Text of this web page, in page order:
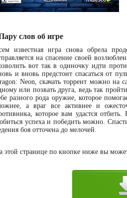
слов об игре
известная игра снова обрела
на спасение своей
вот так в одиночку идти
и вновь предстоит спасаться от
Neon, скачать торрент можно на
или позвать друга, ведь так
разного рода оружие, которое
а враг все активнее и
которое вам удастся
успеха и победить можно.
боя отточена до мелочей.
этой странице по кнопке ниже вы